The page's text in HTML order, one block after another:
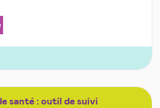
santé : outil de suivi